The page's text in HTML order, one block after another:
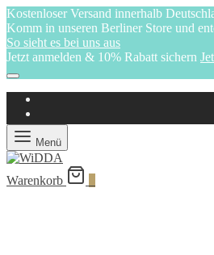
Kostenloser Versand innerhalb
Komm in unseren Berliner Store und
So sieht es bei uns aus
Jetzt anmelden & 10% Rabatt sichern
Menü
Warenkorb